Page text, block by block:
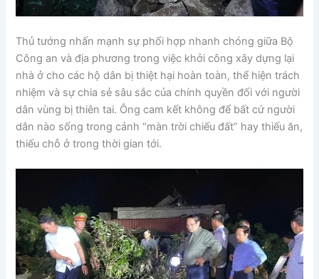
Thủ tướng nhấn mạnh sự phối hợp nhanh chóng giữa Bộ
Công an và địa phương trong việc khởi công xây dựng lại
nhà ở cho các hộ dân bị thiệt hại hoàn toàn, thể hiện trách
nhiệm và sự chia sẻ sâu sắc của chính quyền đối với người
dân vùng bị thiên tai. Ông cam kết không để bất cứ người
dân nào sống trong cảnh “màn trời chiếu đất” hay thiếu ăn,
thiếu chỗ ở trong thời gian tới.